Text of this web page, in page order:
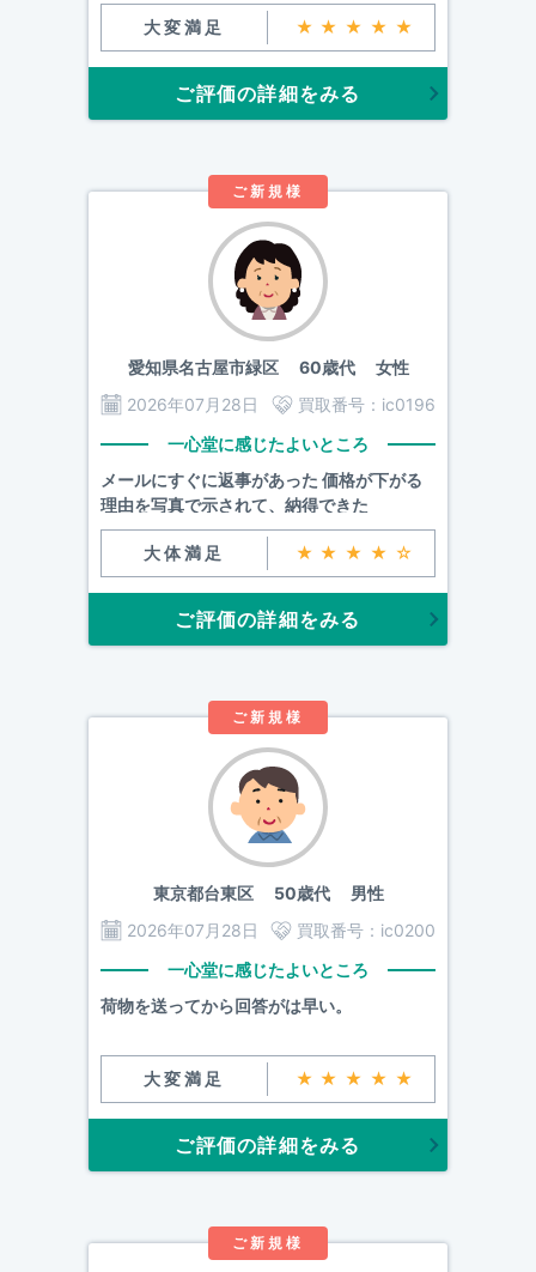
大変満足 ★★★★★
ご評価の詳細をみる
ご新規様
愛知県名古屋市緑区60歳代 女性
2026年07月28日
買取番号： ic0196
一心堂に感じたよいところ
メールにすぐに返事があった 価格が下がる
理由を写真で示されて、納得できた
大体満足 ★★★★☆
ご評価の詳細をみる
ご新規様
東京都台東区50歳代 男性
2026年07月28日
買取番号： ic0200
一心堂に感じたよいところ
荷物を送ってから回答がは早い。
大変満足 ★★★★★
ご評価の詳細をみる
ご新規様